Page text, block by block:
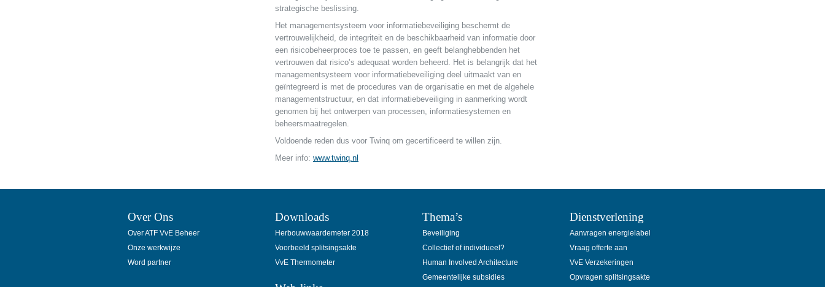
strategische beslissing.
Het managementsysteem voor informatiebeveiliging beschermt de
vertrouwelijkheid, de integriteit en de beschikbaarheid van informatie door
een risicobeheerproces toe te passen, en geeft belanghebbenden het
vertrouwen dat risico’s adequaat worden beheerd. Het is belangrijk dat het
managementsysteem voor informatiebeveiliging deel uitmaakt van en
geïntegreerd is met de procedures van de organisatie en met de algehele
managementstructuur, en dat informatiebeveiliging in aanmerking wordt
genomen bij het ontwerpen van processen, informatiesystemen en
beheersmaatregelen.
Voldoende reden dus voor Twinq om gecertificeerd te willen zijn.
Meer info: www.twinq.nl
Dienstverlening
Aanvragen energielabel
Vraag offerte aan
VvE Verzekeringen
Opvragen splitsingsakte
Thema’s
Beveiliging
Collectief of individueel?
Human Involved Architecture
Gemeentelijke subsidies
Downloads
Herbouwwaardemeter 2018
Voorbeeld splitsingsakte
VvE Thermometer
Over Ons
Over ATF VvE Beheer
Onze werkwijze
Word partner